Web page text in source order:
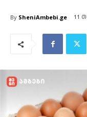
By SheniAmbebi.ge 11